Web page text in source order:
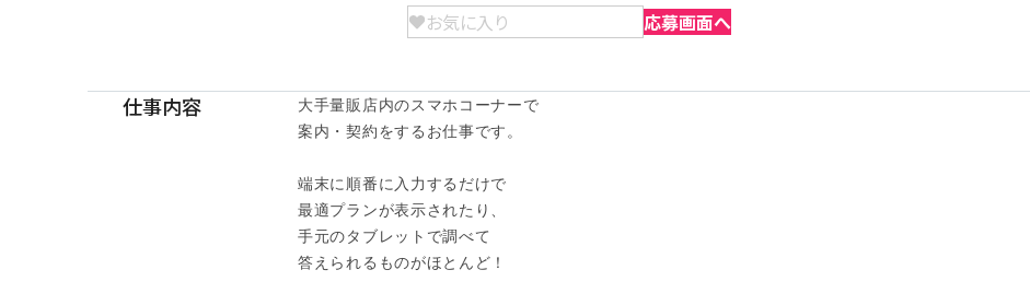
お気に入り 応募画面へ
仕事内容
大手量販店内のスマホコーナーで
案内・契約をするお仕事です。
端末に順番に入力するだけで
最適プランが表示されたり、
手元のタブレットで調べて
答えられるものがほとんど！